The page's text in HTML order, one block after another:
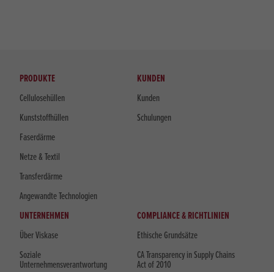
PRODUKTE
Cellulosehüllen
Kunststoffhüllen
Faserdärme
Netze & Textil
Transferdärme
Angewandte Technologien
KUNDEN
Kunden
Schulungen
UNTERNEHMEN
Über Viskase
Soziale
Unternehmensverantwortung
COMPLIANCE & RICHTLINIEN
Ethische Grundsätze
CA Transparency in Supply Chains
Act of 2010